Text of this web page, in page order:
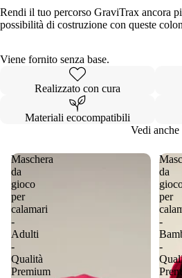
Rendi il tuo percorso GraviTrax ancora
possibilità di costruzione con queste
Viene fornito senza base.
Realizzato con cura
Materiali ecocompatibili
Vedi anche
Maschera
da
gioco
per
calamari
-
Adulti
-
Qualità
Premium
da
per
-
-